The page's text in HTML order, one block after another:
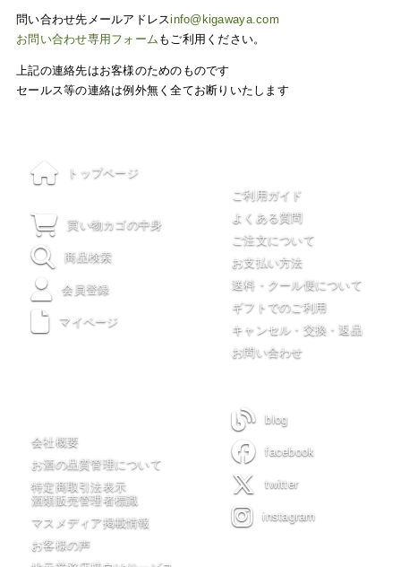
問い合わせ先メールアドレスinfo@kigawaya.com
お問い合わせ専用フォーム もご利用ください。
上記の連絡先はお客様のためのものです
セールス等の連絡は例外無く全てお断りいたします
トップページ
買い物カゴの中身
商品検索
会員登録
マイページ
ご利用ガイド
よくある質問
ご注文について
お支払い方法
送料・クール便について
ギフトでのご利用
キャンセル・交換・返品
お問い合わせ
会社概要
お酒の品質管理について
特定商取引法表示
酒類販売管理者標識
マスメディア掲載情報
お客様の声
blog
facebook
twitter
instagram